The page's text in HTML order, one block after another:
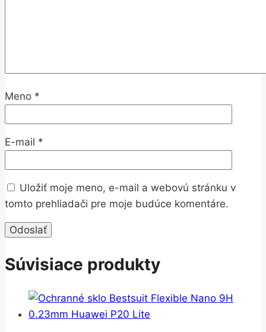
Meno *
E-mail *
Uložiť moje meno, e-mail a webovú stránku v
tomto prehliadači pre moje budúce komentáre.
Súvisiace produkty